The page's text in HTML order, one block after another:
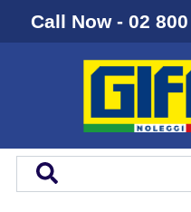
Call Now - 02